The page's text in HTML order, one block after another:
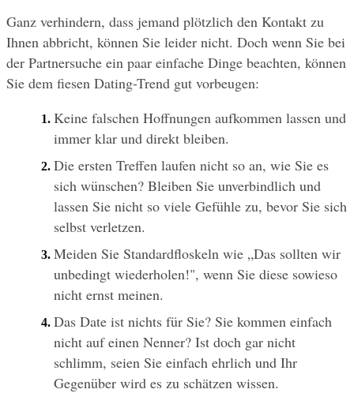
Ganz verhindern, dass jemand plötzlich den Kontakt zu
Ihnen abbricht, können Sie leider nicht. Doch wenn Sie bei
der Partnersuche ein paar einfache Dinge beachten, können
Sie dem fiesen Dating-Trend gut vorbeugen:
Keine falschen Hoffnungen aufkommen lassen und
immer klar und direkt bleiben.
Die ersten Treffen laufen nicht so an, wie Sie es
sich wünschen? Bleiben Sie unverbindlich und
lassen Sie nicht so viele Gefühle zu, bevor Sie sich
selbst verletzen.
Meiden Sie Standardfloskeln wie „Das sollten wir
unbedingt wiederholen!", wenn Sie diese sowieso
nicht ernst meinen.
Das Date ist nichts für Sie? Sie kommen einfach
nicht auf einen Nenner? Ist doch gar nicht
schlimm, seien Sie einfach ehrlich und Ihr
Gegenüber wird es zu schätzen wissen.